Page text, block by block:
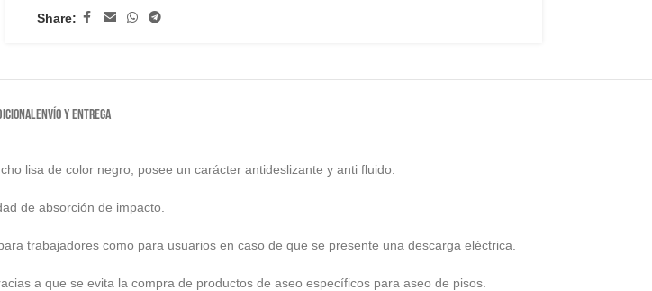
Share:
ENVÍO Y ENTREGA
lisa de color negro, posee un carácter antideslizante y anti fluido.
de absorción de impacto.
trabajadores como para usuarios en caso de que se presente una descarga eléctrica.
a que se evita la compra de productos de aseo específicos para aseo de pisos.